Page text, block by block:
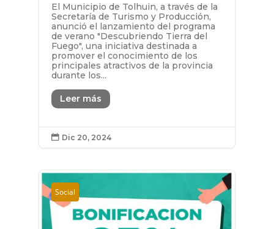
El Municipio de Tolhuin, a través de la
Secretaría de Turismo y Producción,
anunció el lanzamiento del programa
de verano "Descubriendo Tierra del
Fuego", una iniciativa destinada a
promover el conocimiento de los
principales atractivos de la provincia
durante los...
Leer más
 Dic 20, 2024
Social